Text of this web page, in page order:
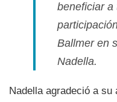
beneficiar a
Ballmer en
Nadella.
Nadella agradeció a